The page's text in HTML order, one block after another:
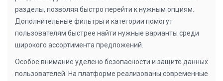
разделы, позволяя быстро перейти к нужным опциям.
Дополнительные фильтры и категории помогут
пользователям быстрее найти нужные варианты среди
широкого ассортимента предложений.
Особое внимание уделено безопасности и защите данных
пользователей. На платформе реализованы современные